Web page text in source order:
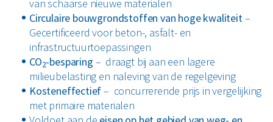
van schaarse nieuwe materialen
Circulaire bouwgrondstoffen van hoge kwaliteit–
Gecertificeerd voor beton-, asfalt- en
infrastructuurtoepassingen
CO2-besparing – draagt bij aan een lagere
milieubelasting en naleving van de regelgeving
Kosteneffectief– concurrerende prijs in vergelijking
met primaire materialen